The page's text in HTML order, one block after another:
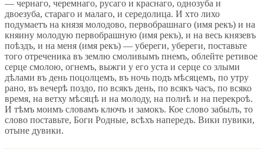
— чернаго, черемнаго, русаго и краснаго, однозуба и
двоезуба, стараго и малаго, и середолица. И хто лихо
подумаетъ на князя молодово, первобрашнаго (имя рекъ) и на
княину молодую первобрашную (имя рекъ), и на весь князевъ
поѣздъ, и на меня (имя рекъ) — убереги, убереги, поставьте
того отреченика въ землю смоливымъ пнемъ, облейте ретивое
серце смолою, огнемъ, выжги у его уста и серце со злыми
дѣлами въ день поцолцемъ, въ ночь подъ мѣсяцемъ, по утру
рано, въ вечерѣ поздо, по всякъ день, по всякъ часъ, по всяко
время, на ветху мѣсяцѣ и на молоду, на полнѣ и на перекроѣ.
И тѣмъ моимъ словамъ ключъ и замокъ. Кое слово забылъ, то
слово поставьте, Боги Родные, всѣхъ напередъ. Вики пувики,
отыне дувики.